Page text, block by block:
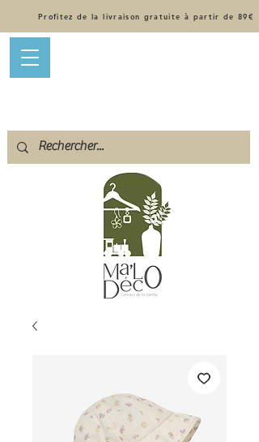
Profitez de la livraison gratuite à partir de 89€